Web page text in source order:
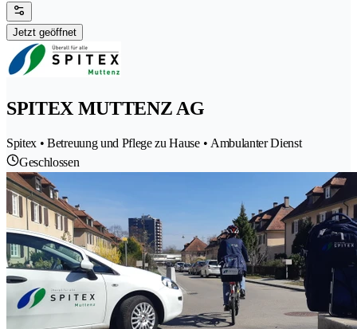
Jetzt geöffnet
SPITEX MUTTENZ AG
Spitex • Betreuung und Pflege zu Hause • Ambulanter Dienst
Geschlossen